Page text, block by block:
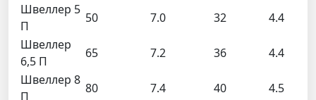
Швеллер 5
П
50 7.0 32
4.4
Швеллер
6,5 П
65 7.2 36
4.4
Швеллер 8
П
80 7.4 40 4.5